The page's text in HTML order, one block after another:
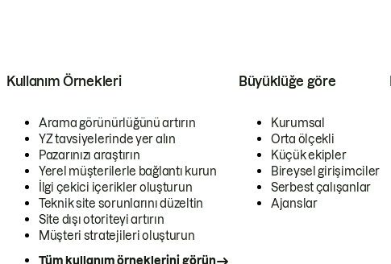
Kullanım Örnekleri
Arama görünürlüğünü artırın
YZ tavsiyelerinde yer alın
Pazarınızı araştırın
Yerel müşterilerle bağlantı kurun
İlgi çekici içerikler oluşturun
Teknik site sorunlarını düzeltin
Site dışı otoriteyi artırın
Müşteri stratejileri oluşturun
Tüm kullanım örneklerini görün
Büyüklüğe göre
Kurumsal
Orta ölçekli
Küçük ekipler
Bireysel girişimciler
Serbest çalışanlar
Ajanslar